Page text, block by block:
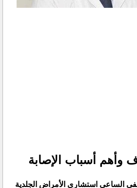
وأهم أسباب الإصابة
الساعى استشارى الأمراض الجلدية